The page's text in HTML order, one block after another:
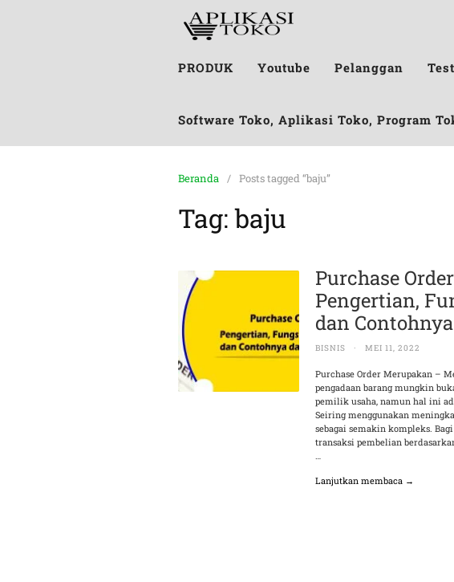
PRODUK Youtube Pelanggan
Software Toko, Aplikasi Toko, Program
Beranda Posts tagged “baju”
Tag:baju
Purchase
Pengertian,
dan
BISNIS · MEI 11, 2022
Purchase Order Merupakan –
pengadaan barang mungkin
pemilik usaha, namun hal ini
Seiring menggunakan
sebagai semakin kompleks.
transaksi pembelian
…
Lanjutkan membaca →